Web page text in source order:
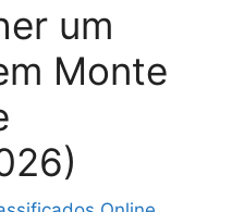
um
Monte